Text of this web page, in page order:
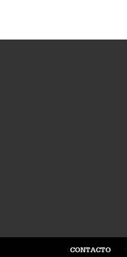
CONTACTO